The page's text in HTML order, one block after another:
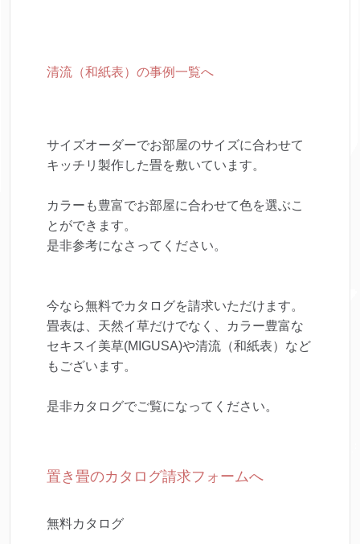
清流（和紙表）の事例一覧へ
サイズオーダーでお部屋のサイズに合わせて
キッチリ製作した畳を敷いています。
カラーも豊富でお部屋に合わせて色を選ぶこ
とができます。
是非参考になさってください。
今なら無料でカタログを請求いただけます。
畳表は、天然イ草だけでなく、カラー豊富な
セキスイ美草(MIGUSA)や清流（和紙表）など
もございます。
是非カタログでご覧になってください。
置き畳のカタログ請求フォームへ
無料カタログ